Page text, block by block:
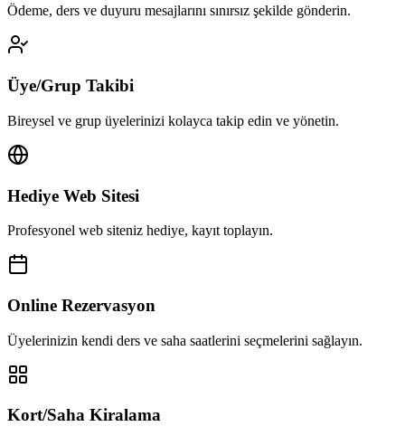
Ödeme, ders ve duyuru mesajlarını sınırsız şekilde gönderin.
Üye/Grup Takibi
Bireysel ve grup üyelerinizi kolayca takip edin ve yönetin.
Hediye Web Sitesi
Profesyonel web siteniz hediye, kayıt toplayın.
Online Rezervasyon
Üyelerinizin kendi ders ve saha saatlerini seçmelerini sağlayın.
Kort/Saha Kiralama